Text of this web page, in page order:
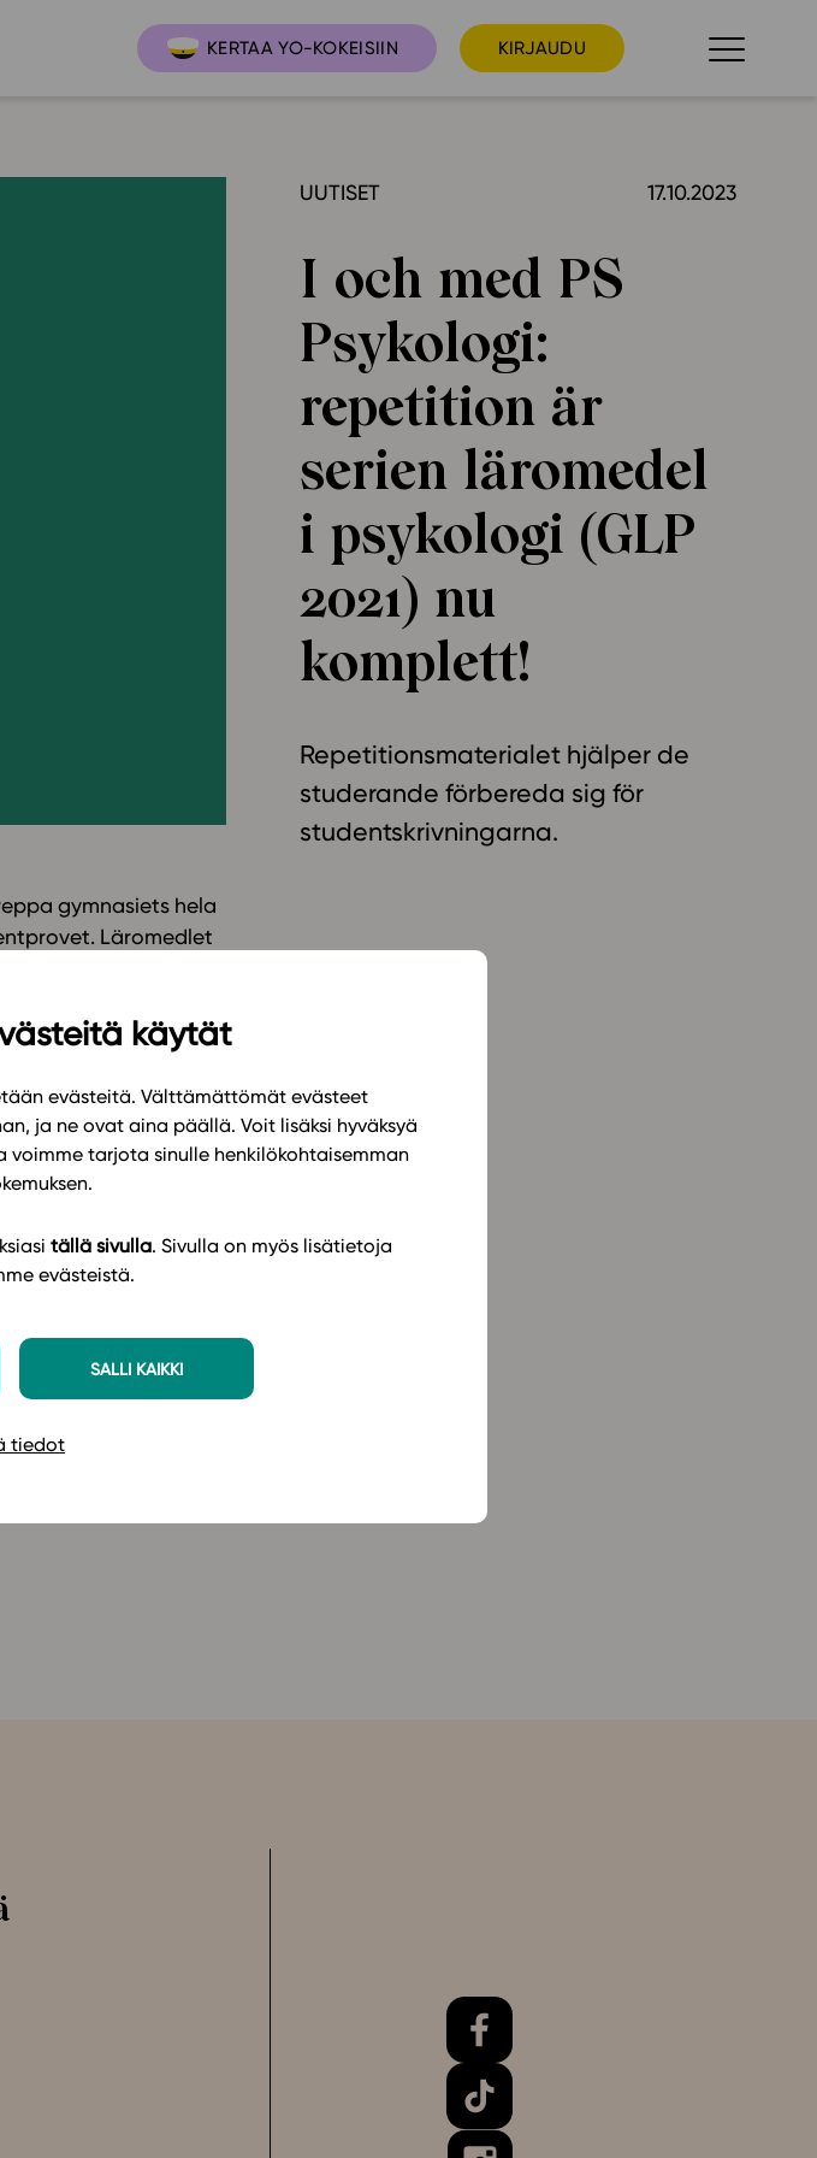
käytät
evästeitä. Välttämättömät evästeet
ja ne ovat aina päällä. Voit lisäksi hyväksyä
tarjota sinulle henkilökohtaisemman
tällä sivulla. Sivulla on myös lisätietoja
evästeistä.
SALLI KAIKKI
tiedot
KERTAA YO-KOKEISIIN KIRJAUDU
Ominaisuudet
Tapahtumakalenteri
Webinaari­tallenteet
Suosittelut
Ohjekeskus
Ohjevideot
Oppikirjailijat
Tietoa meistä
Ota yhteyttä
In English
UUTISET 17.10.2023
I och med PS
Psykologi:
repetition är
serien läromedel
i psykologi (GLP
2021) nu
komplett!
Repetitionsmaterialet hjälper de
studerande förbereda sig för
studentskrivningarna.
gymnasiets hela
Läromedlet
man än använt.
psykologiskt samt
som studerar
lärstig eller
i minnet och
ska återkalla
de
granska fenomen
bekanta med
prislista
plattformen